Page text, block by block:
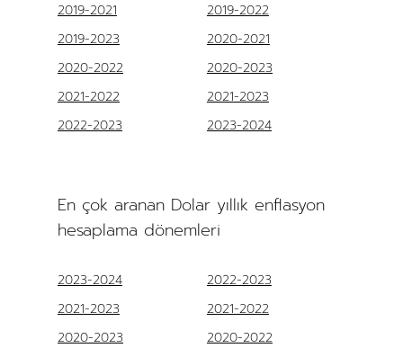
2019-2021
2019-2022
2019-2023
2020-2021
2020-2022
2020-2023
2021-2022
2021-2023
2022-2023
2023-2024
En çok aranan Dolar yıllık enflasyon
hesaplama dönemleri
2023-2024
2022-2023
2021-2023
2021-2022
2020-2023
2020-2022